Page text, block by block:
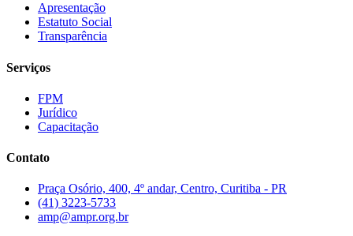
Apresentação
Estatuto Social
Transparência
Serviços
FPM
Jurídico
Capacitação
Contato
Praça Osório, 400, 4º andar, Centro, Curitiba - PR
(41) 3223-5733
amp@ampr.org.br